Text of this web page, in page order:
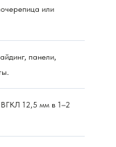
или
панели,
12,5 мм в 1–2